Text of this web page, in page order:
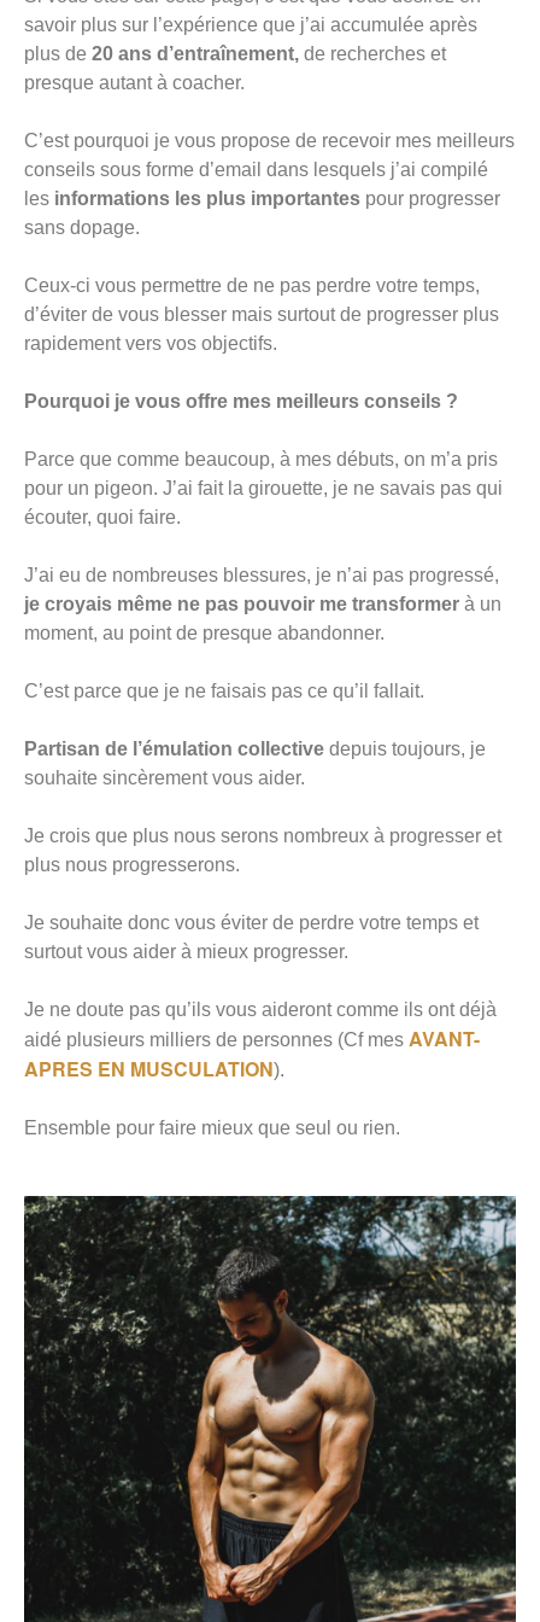
savoir plus sur l’expérience que j’ai accumulée après
plus de 20 ans d’entraînement, de recherches et
presque autant à coacher.
C’est pourquoi je vous propose de recevoir mes meilleurs
conseils sous forme d’email dans lesquels j’ai compilé
les informations les plus importantes pour progresser
sans dopage.
Ceux-ci vous permettre de ne pas perdre votre temps,
d’éviter de vous blesser mais surtout de progresser plus
rapidement vers vos objectifs.
Pourquoi je vous offre mes meilleurs conseils ?
Parce que comme beaucoup, à mes débuts, on m’a pris
pour un pigeon. J’ai fait la girouette, je ne savais pas qui
écouter, quoi faire.
J’ai eu de nombreuses blessures, je n’ai pas progressé,
je croyais même ne pas pouvoir me transformer à un
moment, au point de presque abandonner.
C’est parce que je ne faisais pas ce qu’il fallait.
Partisan de l’émulation collective depuis toujours, je
souhaite sincèrement vous aider.
Je crois que plus nous serons nombreux à progresser et
plus nous progresserons.
Je souhaite donc vous éviter de perdre votre temps et
surtout vous aider à mieux progresser.
Je ne doute pas qu’ils vous aideront comme ils ont déjà
aidé plusieurs milliers de personnes (Cf mes AVANT-
APRES EN MUSCULATION).
Ensemble pour faire mieux que seul ou rien.